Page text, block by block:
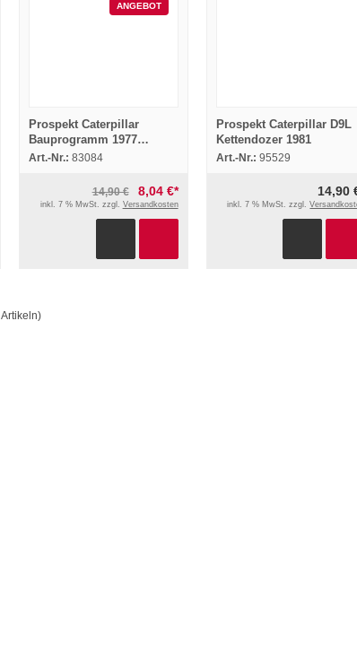
ANGEBOT
Prospekt Caterpillar
Bauprogramm 1977
Bagger Dozer Grader
Art.-Nr.: 83084
14,90 € 8,04 €*
inkl. 7 % MwSt. zzgl. Versandkosten
Prospekt Caterpillar D9L
Kettendozer 1981
Art.-Nr.: 95529
14,90
inkl. 7 % MwSt. zzgl.
Artikeln)